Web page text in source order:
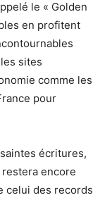
le « Golden
en profitent
sites
comme les
pour
écritures,
encore
celui des records